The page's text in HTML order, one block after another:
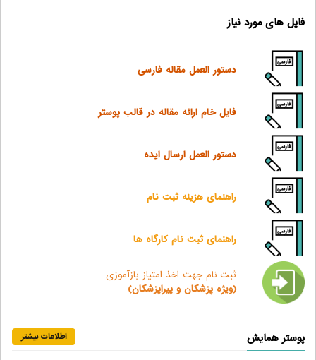
فایل های مورد نیاز
دستور العمل مقاله فارسی
فایل خام ارائه مقاله در قالب پوستر
دستور العمل ارسال ایده
راهنمای هزینه ثبت نام
راهنمای ثبت نام کارگاه ها
ثبت نام جهت اخذ امتیاز بازآموزی
(ویژه پزشکان و پیراپزشکان)
پوستر همایش اطلاعات بیشتر